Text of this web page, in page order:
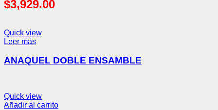
$3,929.00
Quick view
Leer más
ANAQUEL DOBLE ENSAMBLE
Quick view
Añadir al carrito